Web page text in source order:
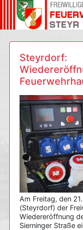
Steyrdorf:
Am Freitag, den
(Steyrdorf) der
Wiedereröffnung
Sierninger Straße